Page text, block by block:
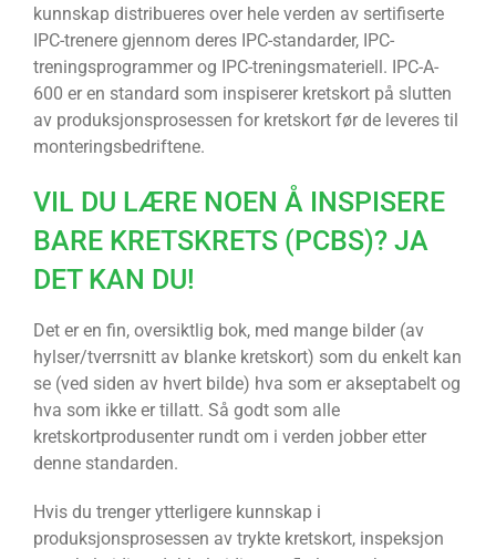
kunnskap distribueres over hele verden av sertifiserte
IPC-trenere gjennom deres IPC-standarder, IPC-
treningsprogrammer og IPC-treningsmateriell. IPC-A-
600 er en standard som inspiserer kretskort på slutten
av produksjonsprosessen for kretskort før de leveres til
monteringsbedriftene.
VIL DU LÆRE NOEN Å INSPISERE
BARE KRETSKRETS (PCBS)? JA
DET KAN DU!
Det er en fin, oversiktlig bok, med mange bilder (av
hylser/tverrsnitt av blanke kretskort) som du enkelt kan
se (ved siden av hvert bilde) hva som er akseptabelt og
hva som ikke er tillatt. Så godt som alle
kretskortprodusenter rundt om i verden jobber etter
denne standarden.
Hvis du trenger ytterligere kunnskap i
produksjonsprosessen av trykte kretskort, inspeksjon